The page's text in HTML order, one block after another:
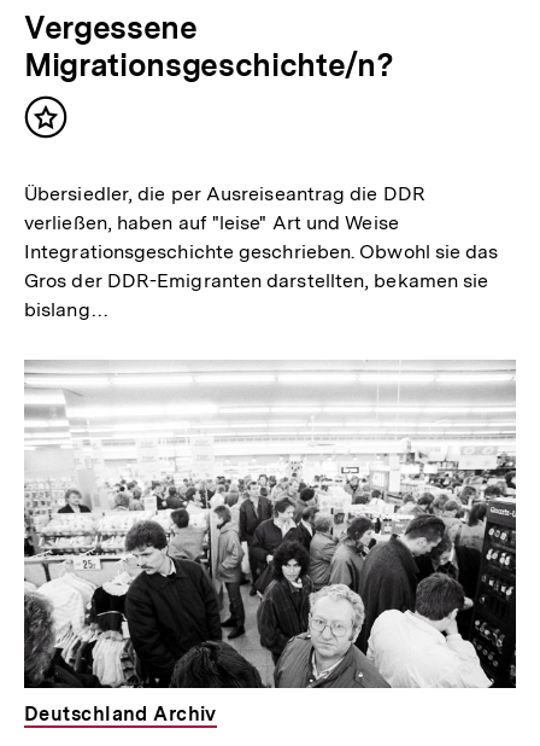
Vergessene
Migrationsgeschichte/n?
Inhalt
Übersiedler, die per Ausreiseantrag die DDR
verließen, haben auf "leise" Art und Weise
Integrationsgeschichte geschrieben. Obwohl sie das
Gros der DDR-Emigranten darstellten, bekamen sie
bislang…
Deutschland Archiv